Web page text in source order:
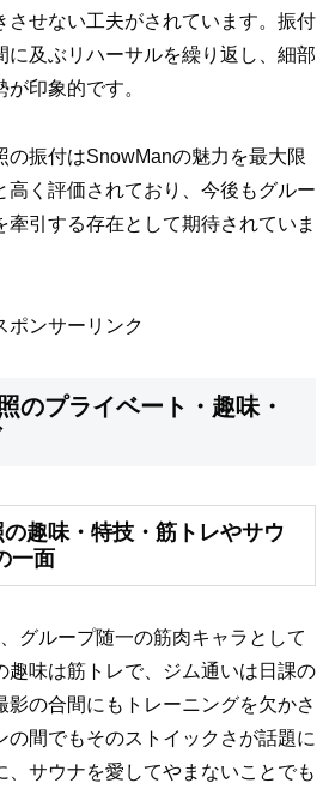
させない工夫がされています。振付
に及ぶリハーサルを繰り返し、細部
印象的です。
の振付はSnowManの魅力を最大限
高く評価されており、今後もグルー
牽引する存在として期待されていま
ポンサーリンク
のプライベート・趣味・
趣味・特技・筋トレやサウ
一面
グループ随一の筋肉キャラとして
趣味は筋トレで、ジム通いは日課の
影の合間にもトレーニングを欠かさ
の間でもそのストイックさが話題に
、サウナを愛してやまないことでも